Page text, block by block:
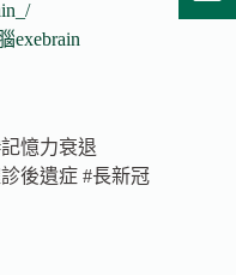
exebrain
憶力衰退
後遺症 #長新冠